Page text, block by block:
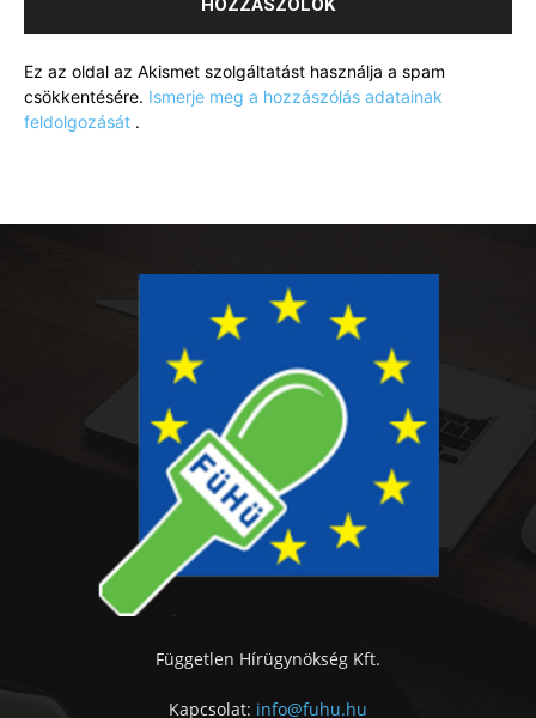
Ez az oldal az Akismet szolgáltatást használja a spam
csökkentésére. Ismerje meg a hozzászólás adatainak
feldolgozását .
Független Hírügynökség Kft.
Kapcsolat: info@fuhu.hu